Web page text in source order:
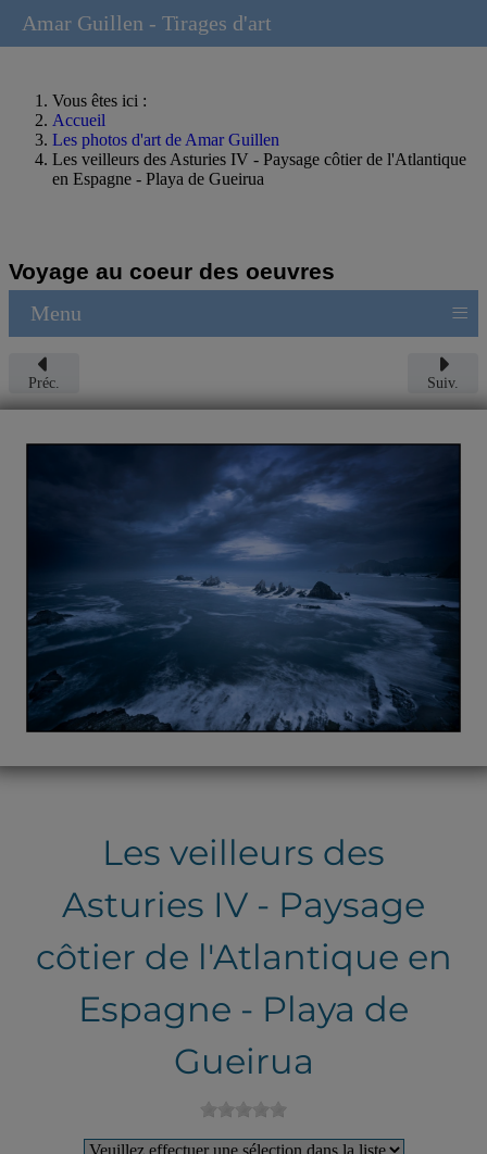
Vous êtes ici :
Accueil
Les photos d'art de Amar Guillen
Les veilleurs des Asturies IV - Paysage côtier de l'Atlantique
en Espagne - Playa de Gueirua
Voyage au coeur des oeuvres
Menu ≡
Préc. Suiv.
Les veilleurs des
Asturies IV - Paysage
côtier de l'Atlantique en
Espagne - Playa de
Gueirua
Amar Guillen - Tirages d'art